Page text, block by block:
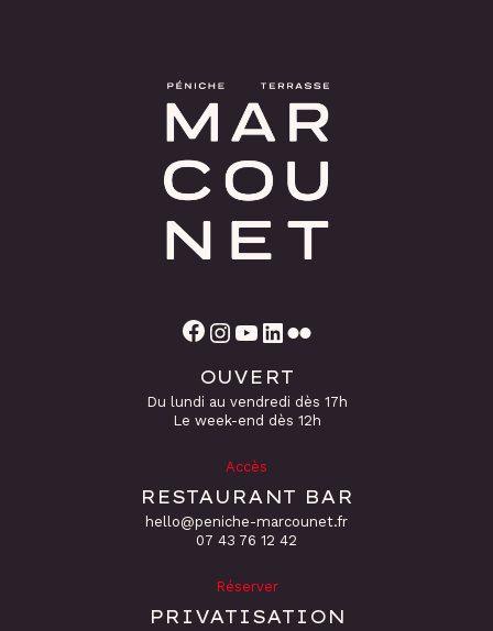
Facebook Instagram YouTube
OUVERT
Du lundi au vendredi dès 17h
Le week-end dès 12h
Accès
RESTAURANT BAR
hello@peniche-marcounet.fr
‭07 43 76 12 42
Réserver
PRIVATISATION